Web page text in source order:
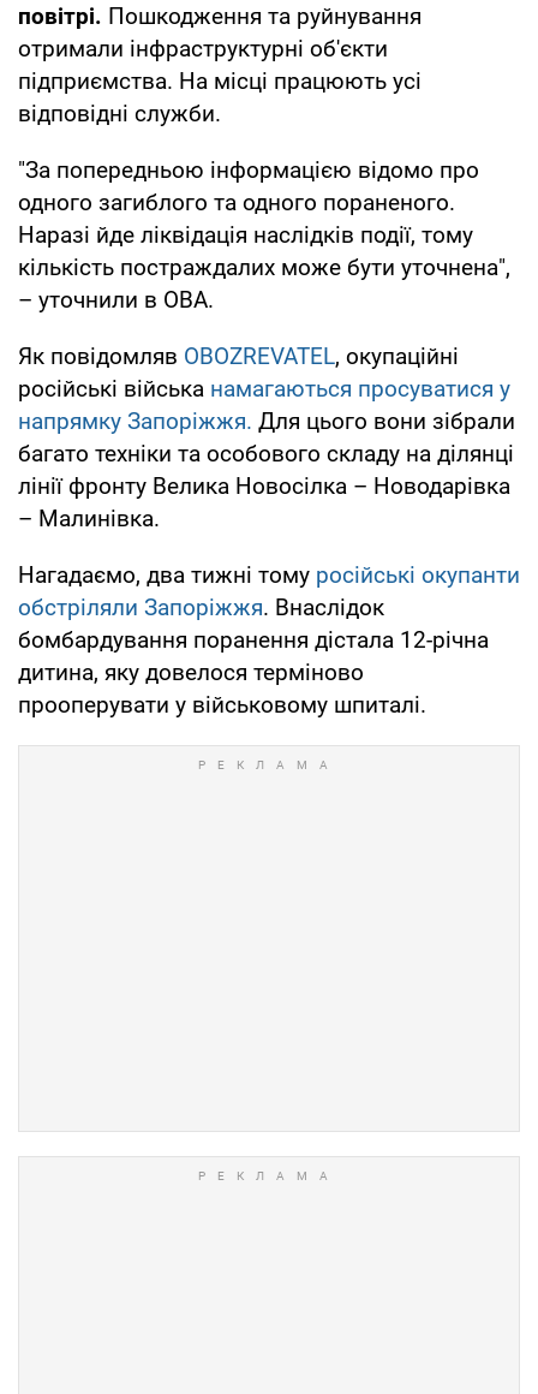
повітрі. Пошкодження та руйнування
отримали інфраструктурні об'єкти
підприємства. На місці працюють усі
відповідні служби.
"За попередньою інформацією відомо про
одного загиблого та одного пораненого.
Наразі йде ліквідація наслідків події, тому
кількість постраждалих може бути уточнена",
– уточнили в ОВА.
Як повідомляв OBOZREVATEL, окупаційні
російські війська намагаються просуватися у
напрямку Запоріжжя. Для цього вони зібрали
багато техніки та особового складу на ділянці
лінії фронту Велика Новосілка – Новодарівка
– Малинівка.
Нагадаємо, два тижні тому російські окупанти
обстріляли Запоріжжя. Внаслідок
бомбардування поранення дістала 12-річна
дитина, яку довелося терміново
прооперувати у військовому шпиталі.